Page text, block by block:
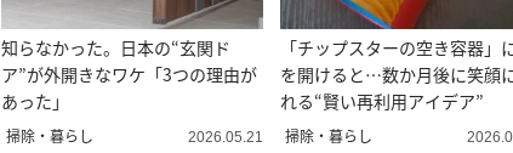
知らなかった。日本の“玄関ド
ア”が外開きなワケ「3つの理由が
あった」
掃除・暮らし 2026.05.21
「チップスターの空き容器」
を開けると…数か月後に笑顔
れる“賢い再利用アイデア”
掃除・暮らし